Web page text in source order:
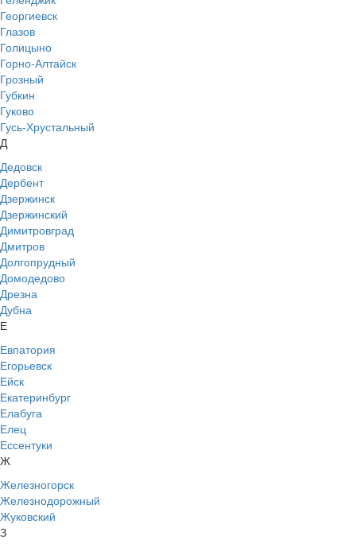
Георгиевск
Глазов
Голицыно
Горно-Алтайск
Грозный
Губкин
Гуково
Гусь-Хрустальный
Д
Дедовск
Дербент
Дзержинск
Дзержинский
Димитровград
Дмитров
Долгопрудный
Домодедово
Дрезна
Дубна
Е
Евпатория
Егорьевск
Ейск
Екатеринбург
Елабуга
Елец
Ессентуки
Ж
Железногорск
Железнодорожный
Жуковский
З